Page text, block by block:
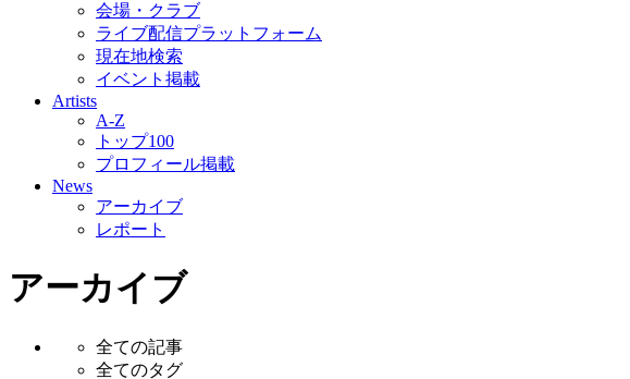
会場・クラブ
ライブ配信プラットフォーム
現在地検索
イベント掲載
Artists
A-Z
トップ100
プロフィール掲載
News
アーカイブ
レポート
アーカイブ
全ての記事
全てのタグ